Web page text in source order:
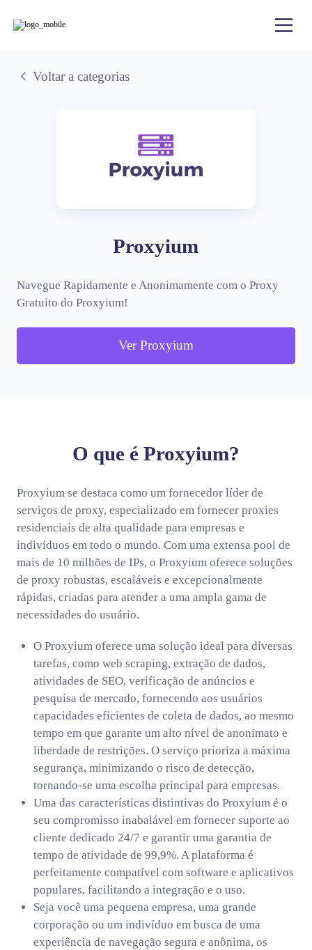
Voltar a categorias
Proxyium
Navegue Rapidamente e Anonimamente com o Proxy
Gratuito do Proxyium!
Ver Proxyium
O que é Proxyium?
Proxyium se destaca como um fornecedor líder de
serviços de proxy, especializado em fornecer proxies
residenciais de alta qualidade para empresas e
indivíduos em todo o mundo. Com uma extensa pool de
mais de 10 milhões de IPs, o Proxyium oferece soluções
de proxy robustas, escaláveis e excepcionalmente
rápidas, criadas para atender a uma ampla gama de
necessidades do usuário.
O Proxyium oferece uma solução ideal para diversas
tarefas, como web scraping, extração de dados,
atividades de SEO, verificação de anúncios e
pesquisa de mercado, fornecendo aos usuários
capacidades eficientes de coleta de dados, ao mesmo
tempo em que garante um alto nível de anonimato e
liberdade de restrições. O serviço prioriza a máxima
segurança, minimizando o risco de detecção,
tornando-se uma escolha principal para empresas.
Uma das características distintivas do Proxyium é o
seu compromisso inabalável em fornecer suporte ao
cliente dedicado 24/7 e garantir uma garantia de
tempo de atividade de 99,9%. A plataforma é
perfeitamente compatível com software e aplicativos
populares, facilitando a integração e o uso.
Seja você uma pequena empresa, uma grande
corporação ou um indivíduo em busca de uma
experiência de navegação segura e anônima, os